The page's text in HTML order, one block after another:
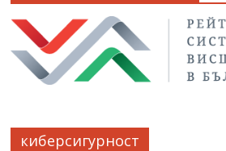
киберсигурност